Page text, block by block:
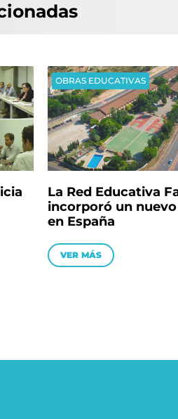
OBRAS EDUCATIVAS
La Red Educativa
incorporó un
en España
VER MÁS